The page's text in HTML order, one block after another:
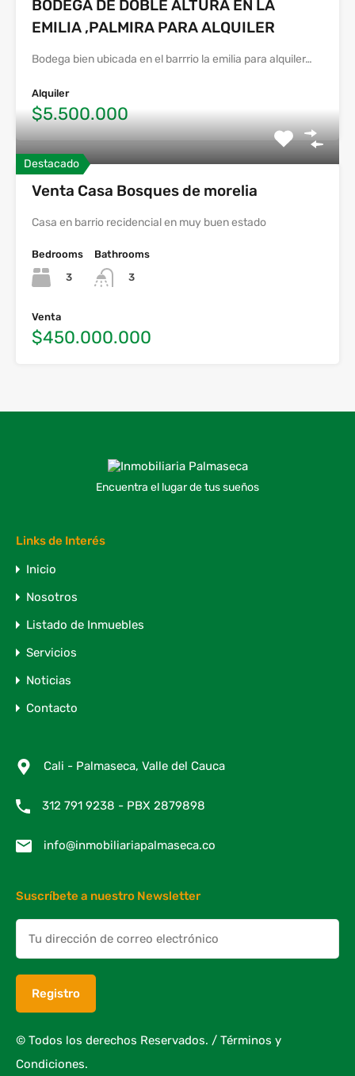
BODEGA DE DOBLE ALTURA EN LA
EMILIA ,PALMIRA PARA ALQUILER
Bodega bien ubicada en el barrrio la emilia para alquiler…
Alquiler
$5.500.000
Destacado
Venta Casa Bosques de morelia
Casa en barrio recidencial en muy buen estado
Bedrooms
3
Bathrooms
3
Venta
$450.000.000
Encuentra el lugar de tus sueños
Links de Interés
Inicio
Nosotros
Listado de Inmuebles
Servicios
Noticias
Contacto
Cali - Palmaseca, Valle del Cauca
312 791 9238 - PBX 2879898
info@inmobiliariapalmaseca.co
Suscríbete a nuestro Newsletter
© Todos los derechos Reservados. / Términos y
Condiciones.